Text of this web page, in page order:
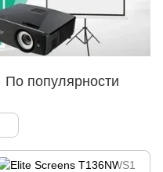
По популярности